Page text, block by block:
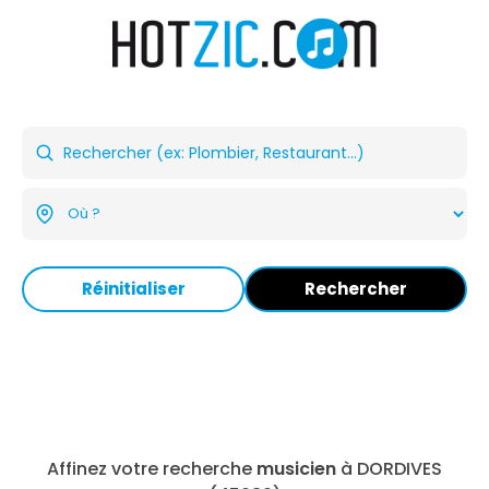
Réinitialiser Rechercher
Affinez votre recherche musicien à DORDIVES